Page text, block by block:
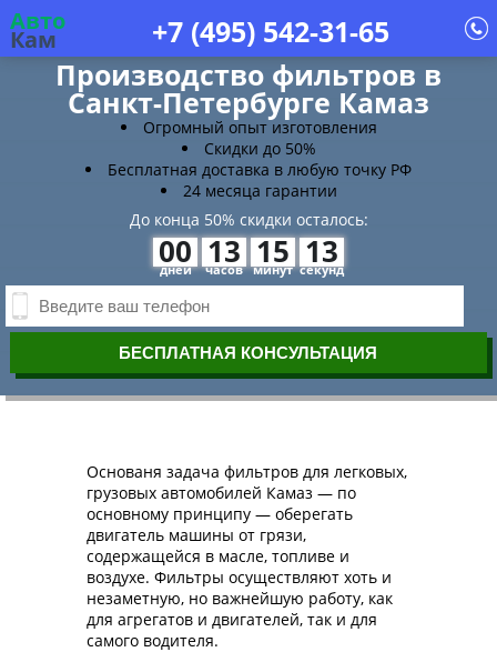
Авто
Кам +7 (495) 542-31-65
Производство фильтров в
Санкт-Петербурге Камаз
Огромный опыт изготовления
Скидки до 50%
Бесплатная доставка в любую точку РФ
24 месяца гарантии
До конца 50% скидки осталось:
00 13 15 13
дней часов минут секунд
Основаня задача фильтров для легковых,
грузовых автомобилей Камаз — по
основному принципу — оберегать
двигатель машины от грязи,
содержащейся в масле, топливе и
воздухе. Фильтры осуществляют хоть и
незаметную, но важнейшую работу, как
для агрегатов и двигателей, так и для
самого водителя.